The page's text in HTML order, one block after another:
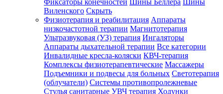
Фиксаторы конечностей Шины Беллера Шины
Виленского Скрыть
Физиотерапия и реабилитация Аппараты
низкочастотной терапии Магнитотерапия
Ультразвуковая (УЗ) терапия Ингаляторы
Аппараты дыхательной терапии Все категории
Инвалидные кресла-коляски КВЧ-терапия
Комплексы физиотерапевтические Массажеры
Подъемники и подвесы для больных Светотерапия
(облучатели) Системы противопролежневые
Стулья санитарные УВЧ терапия Ходунки